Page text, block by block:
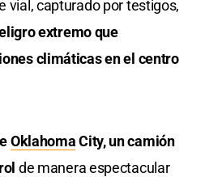
vial, capturado por testigos,
extremo que
climáticas en el centro
OklahomaCity, un camión
de manera espectacular